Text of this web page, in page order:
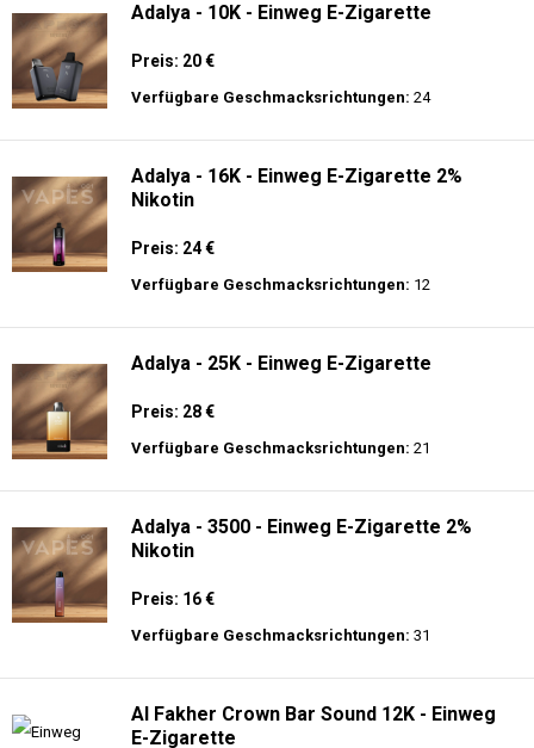
Adalya - 10K - Einweg E-Zigarette
Preis: 20 €
Verfügbare Geschmacksrichtungen: 24
Adalya - 16K - Einweg E-Zigarette 2%
Nikotin
Preis: 24 €
Verfügbare Geschmacksrichtungen: 12
Adalya - 25K - Einweg E-Zigarette
Preis: 28 €
Verfügbare Geschmacksrichtungen: 21
Adalya - 3500 - Einweg E-Zigarette 2%
Nikotin
Preis: 16 €
Verfügbare Geschmacksrichtungen: 31
Al Fakher Crown Bar Sound 12K - Einweg
E-Zigarette